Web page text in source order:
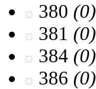
380 (0)
381 (0)
384 (0)
386 (0)